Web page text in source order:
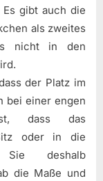
gibt auch die
als zweites
nicht in den
der Platz im
bei einer engen
ist, dass das
oder in die
Sie deshalb
die Maße und